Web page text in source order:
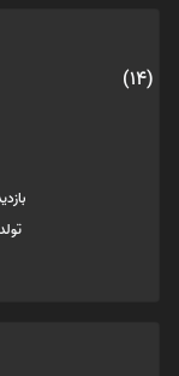
(14)
بازدید: 91 - کد
تولد: 1342/02/05 فوت: